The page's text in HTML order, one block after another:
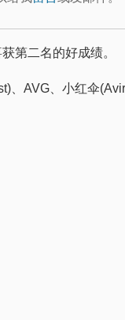
第二名的好成绩。
、AVG、小红伞